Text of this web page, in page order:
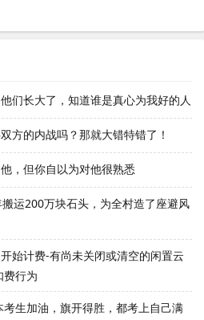
们长大了，知道谁是真心为我好的人
方的内战吗？那就大错特错了！
，但你自以为对他很熟悉
运200万块石头，为全村造了座避风
始计费-有尚未关闭或清空的闲置云
费行为
生加油，旗开得胜，都考上自己满